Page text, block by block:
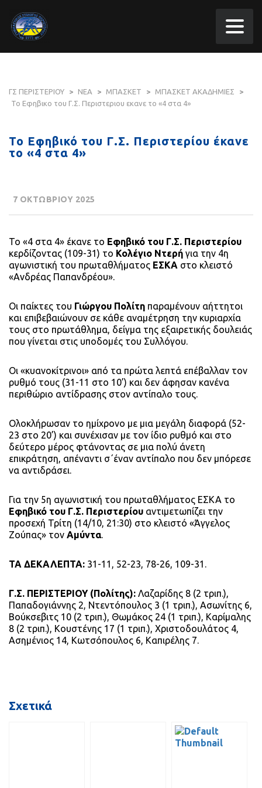
ΓΣ ΠΕΡΙΣΤΕΡΙΟΥ > ΝΕΑ > ΜΠΑΣΚΕΤ > ΜΠΑΣΚΕΤ ΑΚΑΔΗΜΙΕΣ
>
Το Εφηβικο του Γ.Σ. Περιστεριου εκανε το «4 στα 4»
Το Εφηβικό του Γ.Σ. Περιστερίου έκανε
το «4 στα 4»
7 ΟΚΤΩΒΡΙΟΥ 2025
Το «4 στα 4» έκανε το Εφηβικό του Γ.Σ. Περιστερίου
κερδίζοντας (109-31) το Κολέγιο Ντερή για την 4η
αγωνιστική του πρωταθλήματος ΕΣΚΑ στο κλειστό
«Ανδρέας Παπανδρέου».
Οι παίκτες του Γιώργου Πολίτη παραμένουν αήττητοι
και επιβεβαιώνουν σε κάθε αναμέτρηση την κυριαρχία
τους στο πρωτάθλημα, δείγμα της εξαιρετικής δουλειάς
που γίνεται στις υποδομές του Συλλόγου.
Οι «κυανοκίτρινοι» από τα πρώτα λεπτά επέβαλλαν τον
ρυθμό τους (31-11 στο 10’) και δεν άφησαν κανένα
περιθώριο αντίδρασης στον αντίπαλο τους.
Ολοκλήρωσαν το ημίχρονο με μια μεγάλη διαφορά (52-
23 στο 20’) και συνέχισαν με τον ίδιο ρυθμό και στο
δεύτερο μέρος φτάνοντας σε μια πολύ άνετη
επικράτηση, απέναντι σ΄έναν αντίπαλο που δεν μπόρεσε
να αντιδράσει.
Για την 5η αγωνιστική του πρωταθλήματος ΕΣΚΑ το
Εφηβικό του Γ.Σ. Περιστερίου αντιμετωπίζει την
προσεχή Τρίτη (14/10, 21:30) στο κλειστό «Άγγελος
Ζούπας» τον Αμύντα.
ΤΑ ΔΕΚΑΛΕΠΤΑ: 31-11, 52-23, 78-26, 109-31.
Γ.Σ. ΠΕΡΙΣΤΕΡΙΟΥ (Πολίτης): Λαζαρίδης 8 (2 τριπ.),
Παπαδογιάννης 2, Ντεντόπουλος 3 (1 τριπ.), Ασωνίτης 6,
Βούκσεβιτς 10 (2 τριπ.), Θωμάκος 24 (1 τριπ.), Καρίμαλης
8 (2 τριπ.), Κουστένης 17 (1 τριπ.), Χριστοδουλάτος 4,
Ασημένιος 14, Κωτσόπουλος 6, Καπιρέλης 7.
Σχετικά